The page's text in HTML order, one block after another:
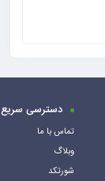
دسترسی سریع
تماس با ما
وبلاگ
شورتکد